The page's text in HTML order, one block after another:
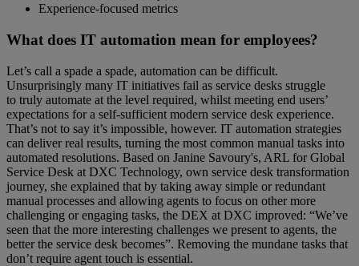
Experience-focused metrics
What does IT automation mean for employees?
Let’s call a spade a spade, automation can be difficult.
Unsurprisingly many IT initiatives fail as service desks struggle
to truly automate at the level required, whilst meeting end users’
expectations for a self-sufficient modern service desk experience.
That’s not to say it’s impossible, however. IT automation strategies
can deliver real results, turning the most common manual tasks into
automated resolutions. Based on Janine Savoury's, ARL for Global
Service Desk at DXC Technology, own service desk transformation
journey, she explained that by taking away simple or redundant
manual processes and allowing agents to focus on other more
challenging or engaging tasks, the DEX at DXC improved: “We’ve
seen that the more interesting challenges we present to agents, the
better the service desk becomes”. Removing the mundane tasks that
don’t require agent touch is essential.